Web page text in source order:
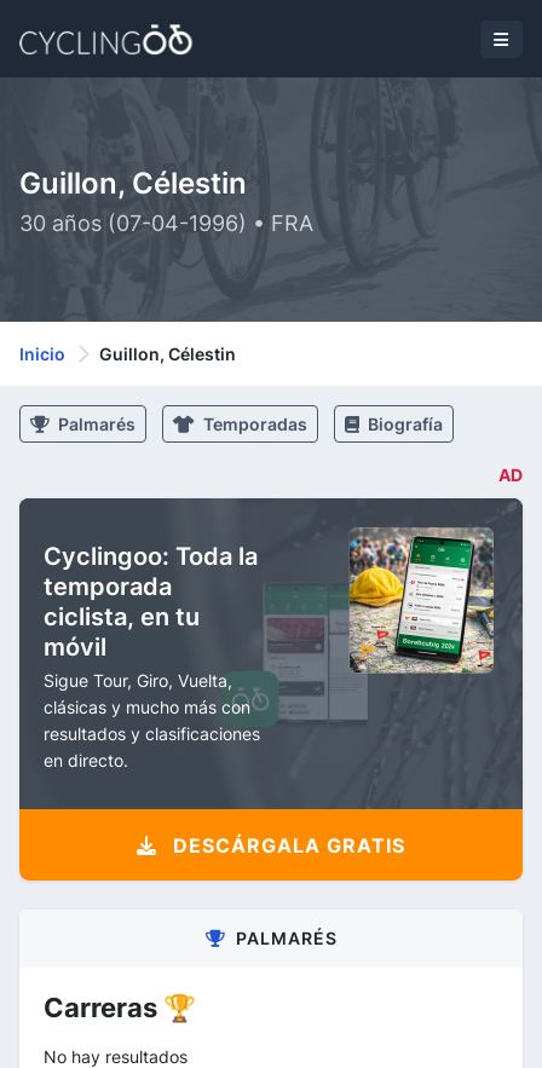
Guillon, Célestin
30 años (07-04-1996) • FRA
Inicio Guillon, Célestin
Palmarés Temporadas Biografía
AD
Cyclingoo: Toda la
temporada
ciclista, en tu
móvil
Sigue Tour, Giro, Vuelta,
clásicas y mucho más con
resultados y clasificaciones
en directo.
DESCÁRGALA GRATIS
PALMARÉS
Carreras 🏆
No hay resultados